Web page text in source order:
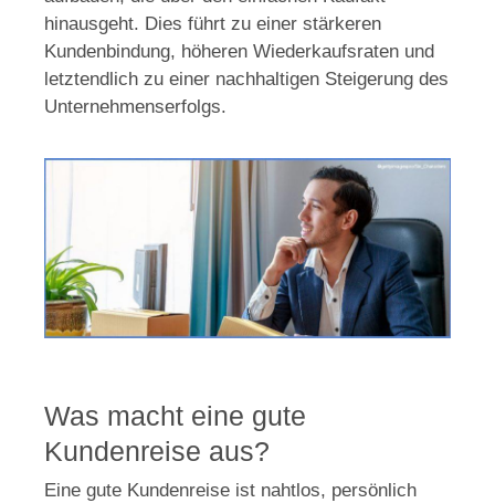
hinausgeht. Dies führt zu einer stärkeren
Kundenbindung, höheren Wiederkaufsraten und
letztendlich zu einer nachhaltigen Steigerung des
Unternehmenserfolgs.
Was macht eine gute
Kundenreise aus?
Eine gute Kundenreise ist nahtlos, persönlich